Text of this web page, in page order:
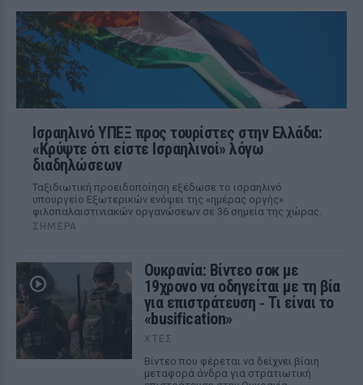
Ισραηλινό ΥΠΕΞ προς τουρίστες στην Ελλάδα:
«Κρύψτε ότι είστε Ισραηλινοί» λόγω
διαδηλώσεων
Ταξιδιωτική προειδοποίηση εξέδωσε το ισραηλινό
υπουργείο Εξωτερικών ενόψει της «ημέρας οργής»
φιλοπαλαιστινιακών οργανώσεων σε 36 σημεία της χώρας.
ΣΉΜΕΡΑ
Ουκρανία: Βίντεο σοκ με
19χρονο να οδηγείται με τη βία
για επιστράτευση ‑ Τι είναι το
«busification»
ΧΤΕΣ
Βίντεο που φέρεται να δείχνει βίαιη
μεταφορά άνδρα για στρατιωτική